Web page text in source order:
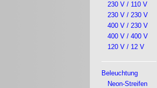
230 V / 110 V
230 V / 230 V
400 V / 230 V
400 V / 400 V
120 V / 12 V
Beleuchtung
Neon-Streifen